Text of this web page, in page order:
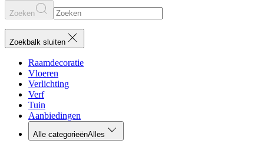
Zoeken
Zoekbalk sluiten
Raamdecoratie
Vloeren
Verlichting
Verf
Tuin
Aanbiedingen
Alle categorieënAlles